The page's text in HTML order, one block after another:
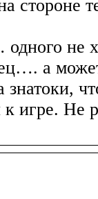
стороне
не
а
к игре. Не